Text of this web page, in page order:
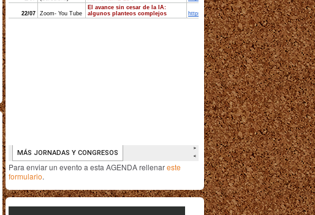
Para enviar un evento a esta AGENDA rellenareste
formulario.